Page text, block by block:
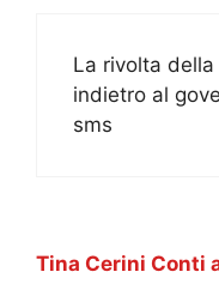
La rivolta
indietro al
sms
Tina Cerini Conti